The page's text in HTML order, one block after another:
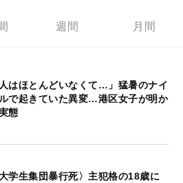
週間 月間
人はほとんどいなくて…」猛暑のナイ
で起きていた異変…港区女子が明か
態
大学生集団暴行死〉主犯格の18歳に